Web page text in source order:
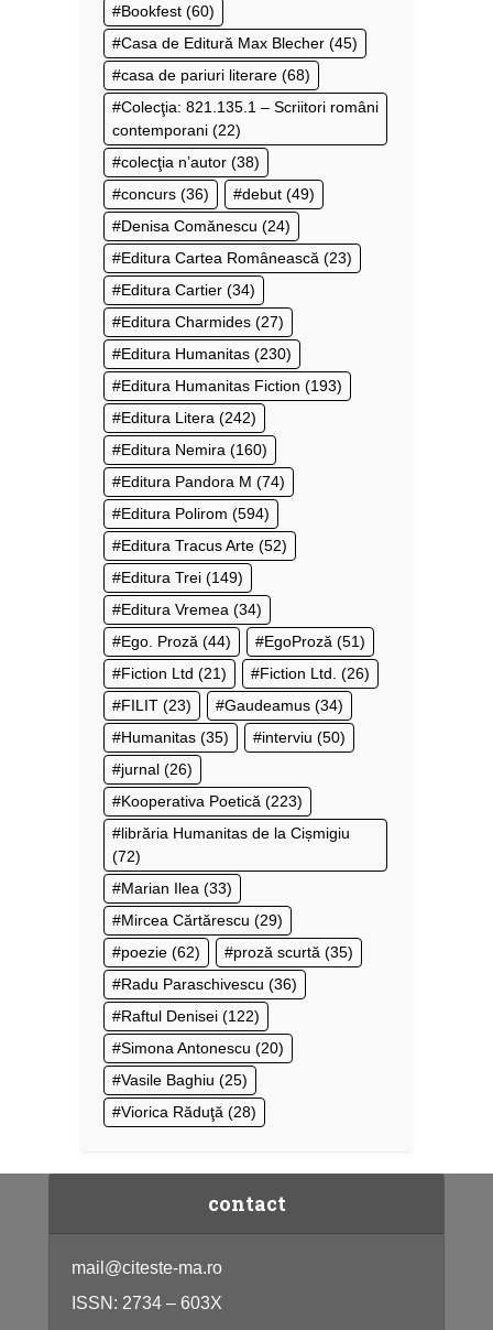
Bookfest (60)
Casa de Editură Max Blecher (45)
casa de pariuri literare (68)
Colecţia: 821.135.1 – Scriitori români
contemporani (22)
colecţia n’autor (38)
concurs (36) debut (49)
Denisa Comănescu (24)
Editura Cartea Românească (23)
Editura Cartier (34)
Editura Charmides (27)
Editura Humanitas (230)
Editura Humanitas Fiction (193)
Editura Litera (242)
Editura Nemira (160)
Editura Pandora M (74)
Editura Polirom (594)
Editura Tracus Arte (52)
Editura Trei (149)
Editura Vremea (34)
Ego. Proză (44) EgoProză (51)
Fiction Ltd (21) Fiction Ltd. (26)
FILIT (23) Gaudeamus (34)
Humanitas (35) interviu (50)
jurnal (26)
Kooperativa Poetică (223)
librăria Humanitas de la Cișmigiu
(72)
Marian Ilea (33)
Mircea Cărtărescu (29)
poezie (62) proză scurtă (35)
Radu Paraschivescu (36)
Raftul Denisei (122)
Simona Antonescu (20)
Vasile Baghiu (25)
Viorica Răduţă (28)
contact
mail@citeste-ma.ro
ISSN: 2734 – 603X